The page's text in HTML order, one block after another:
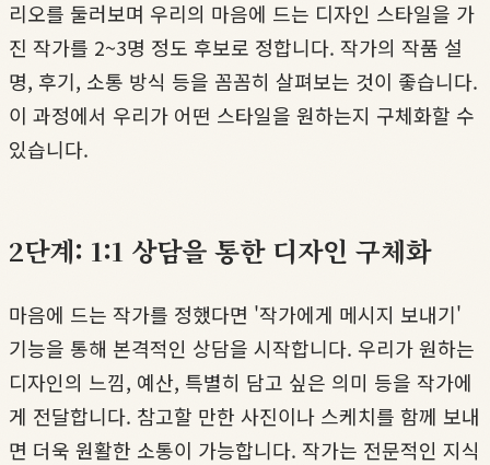
리오를 둘러보며 우리의 마음에 드는 디자인 스타일을 가
진 작가를 2~3명 정도 후보로 정합니다. 작가의 작품 설
명, 후기, 소통 방식 등을 꼼꼼히 살펴보는 것이 좋습니다.
이 과정에서 우리가 어떤 스타일을 원하는지 구체화할 수
있습니다.
2단계: 1:1 상담을 통한 디자인 구체화
마음에 드는 작가를 정했다면 '작가에게 메시지 보내기'
기능을 통해 본격적인 상담을 시작합니다. 우리가 원하는
디자인의 느낌, 예산, 특별히 담고 싶은 의미 등을 작가에
게 전달합니다. 참고할 만한 사진이나 스케치를 함께 보내
면 더욱 원활한 소통이 가능합니다. 작가는 전문적인 지식